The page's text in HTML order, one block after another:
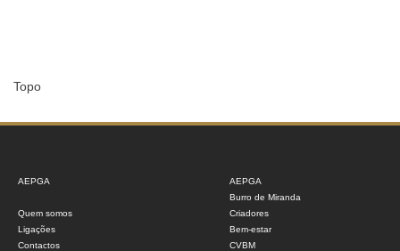
Topo
AEPGA
Quem somos
Ligações
Contactos
AEPGA
Burro de Miranda
Criadores
Bem-estar
CVBM